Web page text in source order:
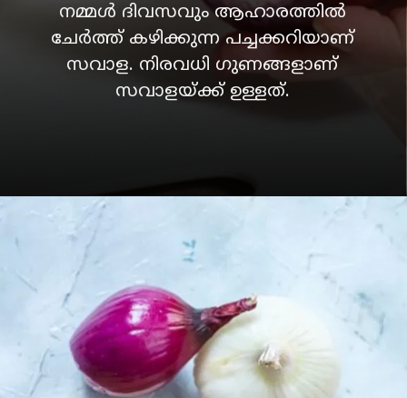
നമ്മള്‍ ദിവസവും ആഹാരത്തില്‍
ചേര്‍ത്ത് കഴിക്കുന്ന പച്ചക്കറിയാണ്
സവാള. നിരവധി ഗുണങ്ങളാണ്
സവാളയ്ക്ക് ഉള്ളത്.